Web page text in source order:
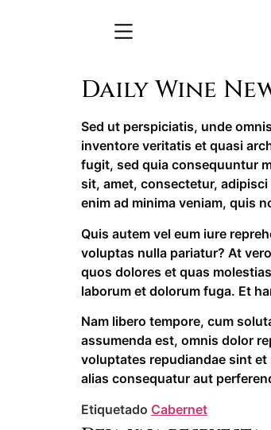
Daily Wine
Sed ut perspiciatis, unde
inventore veritatis et quasi
fugit, sed quia consequuntur
sit, amet, consectetur,
enim ad minima veniam, quis
Quis autem vel eum iure
voluptas nulla pariatur? At
quos dolores et quas
laborum et dolorum fuga. Et
Nam libero tempore, cum
assumenda est, omnis dolor
voluptates repudiandae sint
alias consequatur aut
Etiquetado Cabernet